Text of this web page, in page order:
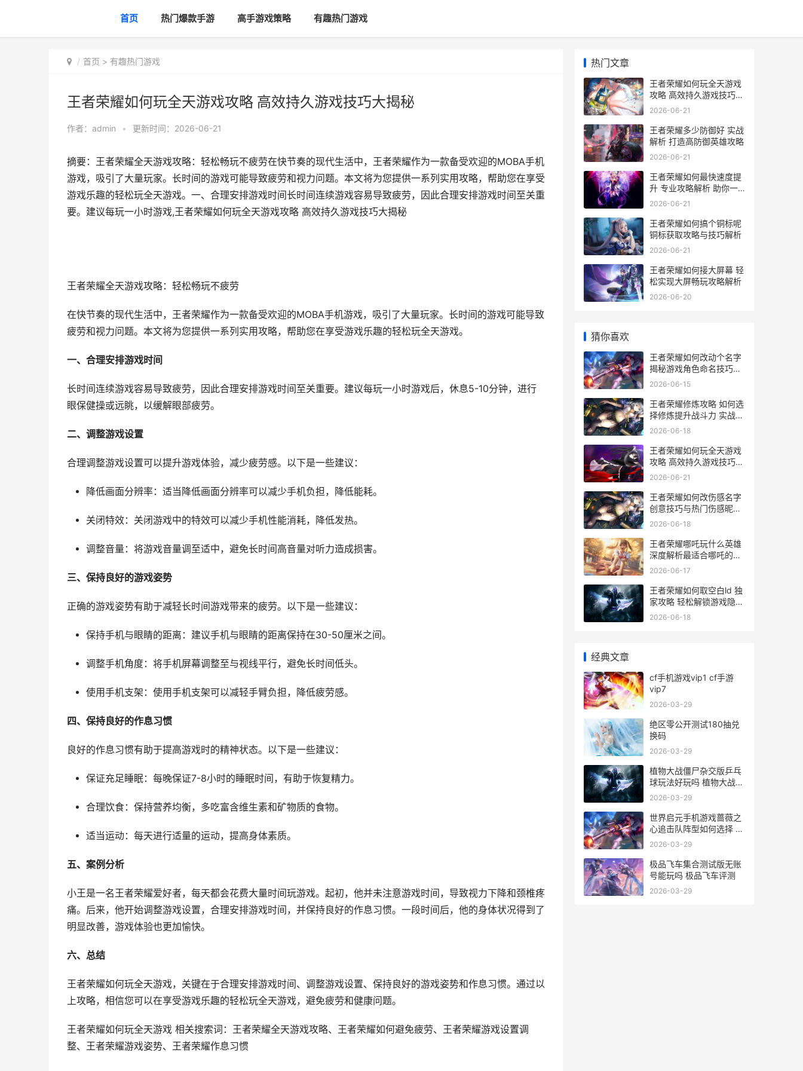
首页 热门爆款手游 高手游戏策略 有趣热门游戏
首页 > 有趣热门游戏
王者荣耀如何玩全天游戏攻略 高效持久游戏技巧大揭秘
作者： admin • 更新时间：2026-06-21
摘要：王者荣耀全天游戏攻略：轻松畅玩不疲劳在快节奏的现代生活中，王者荣耀作为一款备受欢迎的MOBA手机
游戏，吸引了大量玩家。长时间的游戏可能导致疲劳和视力问题。本文将为您提供一系列实用攻略，帮助您在享受
游戏乐趣的轻松玩全天游戏。一、合理安排游戏时间长时间连续游戏容易导致疲劳，因此合理安排游戏时间至关重
要。建议每玩一小时游戏,王者荣耀如何玩全天游戏攻略 高效持久游戏技巧大揭秘
王者荣耀全天游戏攻略：轻松畅玩不疲劳
在快节奏的现代生活中，王者荣耀作为一款备受欢迎的MOBA手机游戏，吸引了大量玩家。长时间的游戏可能导致
疲劳和视力问题。本文将为您提供一系列实用攻略，帮助您在享受游戏乐趣的轻松玩全天游戏。
一、合理安排游戏时间
长时间连续游戏容易导致疲劳，因此合理安排游戏时间至关重要。建议每玩一小时游戏后，休息5-10分钟，进行
眼保健操或远眺，以缓解眼部疲劳。
二、调整游戏设置
合理调整游戏设置可以提升游戏体验，减少疲劳感。以下是一些建议：
降低画面分辨率：适当降低画面分辨率可以减少手机负担，降低能耗。
关闭特效：关闭游戏中的特效可以减少手机性能消耗，降低发热。
调整音量：将游戏音量调至适中，避免长时间高音量对听力造成损害。
三、保持良好的游戏姿势
正确的游戏姿势有助于减轻长时间游戏带来的疲劳。以下是一些建议：
保持手机与眼睛的距离：建议手机与眼睛的距离保持在30-50厘米之间。
调整手机角度：将手机屏幕调整至与视线平行，避免长时间低头。
使用手机支架：使用手机支架可以减轻手臂负担，降低疲劳感。
四、保持良好的作息习惯
良好的作息习惯有助于提高游戏时的精神状态。以下是一些建议：
保证充足睡眠：每晚保证7-8小时的睡眠时间，有助于恢复精力。
合理饮食：保持营养均衡，多吃富含维生素和矿物质的食物。
适当运动：每天进行适量的运动，提高身体素质。
五、案例分析
小王是一名王者荣耀爱好者，每天都会花费大量时间玩游戏。起初，他并未注意游戏时间，导致视力下降和颈椎疼
痛。后来，他开始调整游戏设置，合理安排游戏时间，并保持良好的作息习惯。一段时间后，他的身体状况得到了
明显改善，游戏体验也更加愉快。
六、总结
王者荣耀如何玩全天游戏，关键在于合理安排游戏时间、调整游戏设置、保持良好的游戏姿势和作息习惯。通过以
上攻略，相信您可以在享受游戏乐趣的轻松玩全天游戏，避免疲劳和健康问题。
王者荣耀如何玩全天游戏 相关搜索词：王者荣耀全天游戏攻略、王者荣耀如何避免疲劳、王者荣耀游戏设置调
整、王者荣耀游戏姿势、王者荣耀作息习惯
热门文章
王者荣耀如何玩全天游戏
攻略 高效持久游戏技巧大
揭秘
2026-06-21
王者荣耀多少防御好 实战
解析 打造高防御英雄攻略
2026-06-21
王者荣耀如何最快速度提
升 专业攻略解析 助你一
飞冲天
2026-06-21
王者荣耀如何搞个铜标呢
铜标获取攻略与技巧解析
2026-06-21
王者荣耀如何接大屏幕 轻
松实现大屏畅玩攻略解析
2026-06-20
猜你喜欢
王者荣耀如何改动个名字
揭秘游戏角色命名技巧与
策略
2026-06-15
王者荣耀修炼攻略 如何选
择修炼提升战斗力 实战技
巧解析
2026-06-18
王者荣耀如何玩全天游戏
攻略 高效持久游戏技巧大
揭秘
2026-06-21
王者荣耀如何改伤感名字
创意技巧与热门伤感昵称
推荐
2026-06-18
王者荣耀哪吒玩什么英雄
深度解析最适合哪吒的玩
法与英雄搭配
2026-06-17
王者荣耀如何取空白ld 独
家攻略 轻松解锁游戏隐藏
功能
2026-06-18
经典文章
cf手机游戏vip1 cf手游
vip7
2026-03-29
绝区零公开测试180抽兑
换码
2026-03-29
植物大战僵尸杂交版乒乓
球玩法好玩吗 植物大战僵
尸杂交版0.17版本下载
2026-03-29
世界启元手机游戏蔷薇之
心追击队阵型如何选择 启
元世界科技有限公司
2026-03-29
极品飞车集合测试版无账
号能玩吗 极品飞车评测
2026-03-29